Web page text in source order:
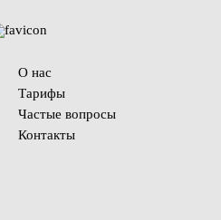
О нас
Тарифы
Частые вопросы
Контакты